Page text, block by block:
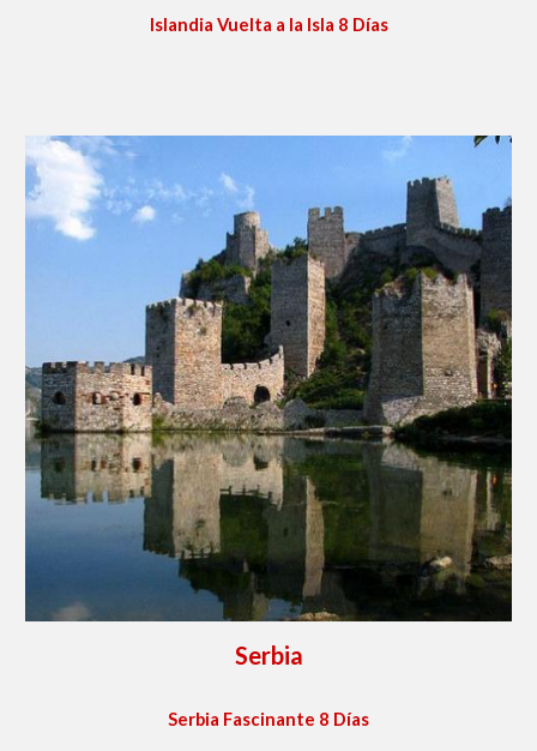
Islandia Vuelta a la Isla 8 Días
Serbia
Serbia Fascinante 8 Días